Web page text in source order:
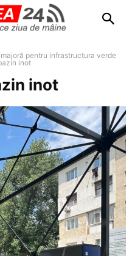
pentru infrastructura verde
inot
inot